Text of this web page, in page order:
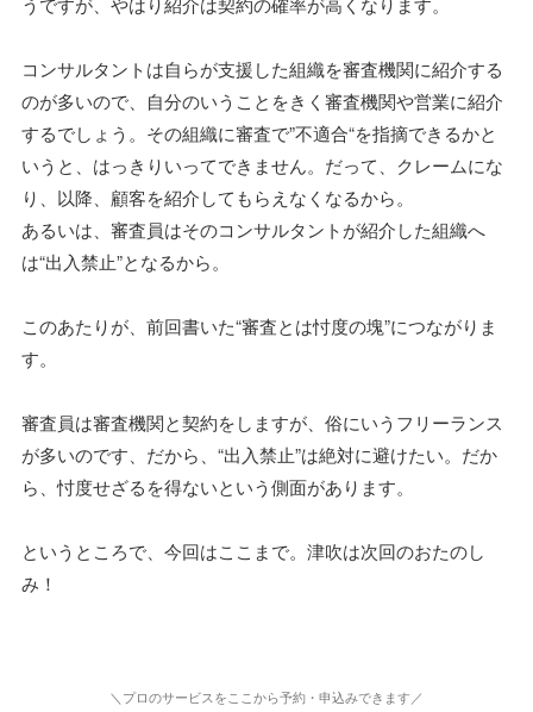
コンサルタントは自らが支援した組織を審査機関に紹介する
のが多いので、自分のいうことをきく審査機関や営業に紹介
するでしょう。その組織に審査で”不適合“を指摘できるかと
いうと、はっきりいってできません。だって、クレームにな
り、以降、顧客を紹介してもらえなくなるから。
あるいは、審査員はそのコンサルタントが紹介した組織へ
は“出入禁止”となるから。
このあたりが、前回書いた“審査とは忖度の塊”につながりま
す。
審査員は審査機関と契約をしますが、俗にいうフリーランス
が多いのです、だから、“出入禁止”は絶対に避けたい。だか
ら、忖度せざるを得ないという側面があります。
というところで、今回はここまで。津吹は次回のおたのし
み！
＼プロのサービスをここから予約・申込みできます／